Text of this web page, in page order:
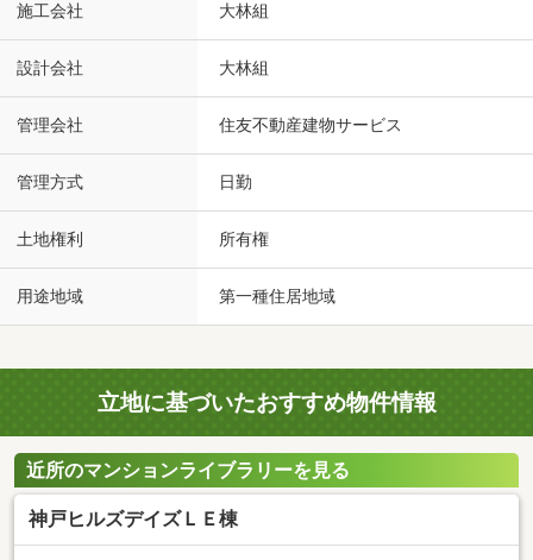
施工会社 大林組
設計会社 大林組
管理会社 住友不動産建物サービス
管理方式 日勤
土地権利 所有権
用途地域 第一種住居地域
立地に基づいたおすすめ物件情報
近所のマンションライブラリーを見る
神戸ヒルズデイズＬＥ棟